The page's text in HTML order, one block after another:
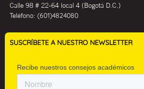
Calle 98 # 22-64 local 4 (Bogotá D.C.)
Teléfono: (601)4824080
SUSCRÍBETE A NUESTRO NEWSLETTER